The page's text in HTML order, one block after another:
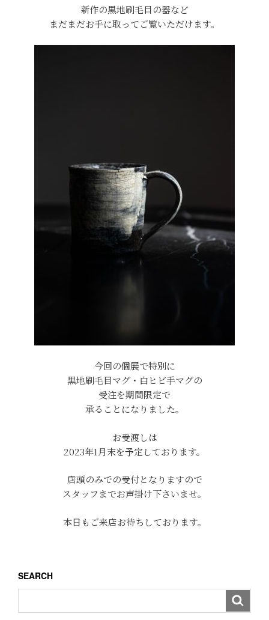
新作の黒地刷毛目の器など
まだまだお手に取ってご覧いただけます。
今回の個展で特別に
黒地刷毛目マグ・白ヒビ手マグの
受注を期間限定で
承ることになりました。
お受渡しは
2023年1月末を予定しております。
店頭のみでの受付となりますので
スタッフまでお声掛け下さいませ。
本日もご来店お待ちしております。
SEARCH